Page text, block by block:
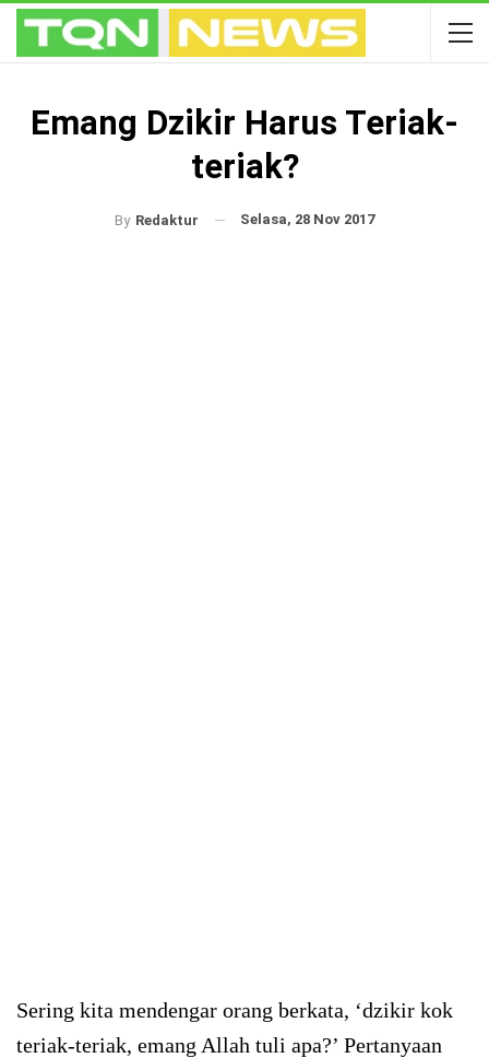
Emang Dzikir Harus Teriak-
teriak?
By Redaktur Selasa, 28 Nov 2017
Sering kita mendengar orang berkata, ‘dzikir kok
teriak-teriak, emang Allah tuli apa?’ Pertanyaan